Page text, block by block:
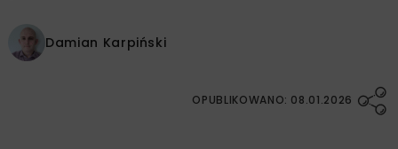
Damian Karpiński
OPUBLIKOWANO: 08.01.2026